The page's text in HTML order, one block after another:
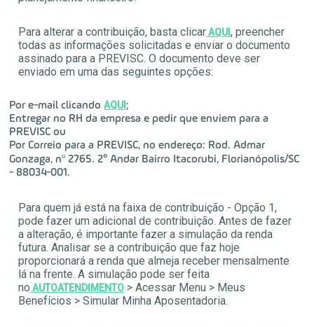
Para alterar a contribuição, basta clicarAQUI, preencher
todas as informações solicitadas e enviar o documento
assinado para a PREVISC. O documento deve ser
enviado em uma das seguintes opções:
Por e-mail clicandoAQUI ;
Entregar no RH da empresa e pedir que enviem para a
PREVISC ou
Por Correio para a PREVISC, no endereço: Rod. Admar
Gonzaga, nº 2765. 2° Andar Bairro Itacorubi, Florianópolis/SC
- 88034-001.
Para quem já está na faixa de contribuição - Opção 1,
pode fazer um adicional de contribuição. Antes de fazer
a alteração, é importante fazer a simulação da renda
futura. Analisar se a contribuição que faz hoje
proporcionará a renda que almeja receber mensalmente
lá na frente. A simulação pode ser feita
no AUTOATENDIMENTO > Acessar Menu > Meus
Benefícios > Simular Minha Aposentadoria.